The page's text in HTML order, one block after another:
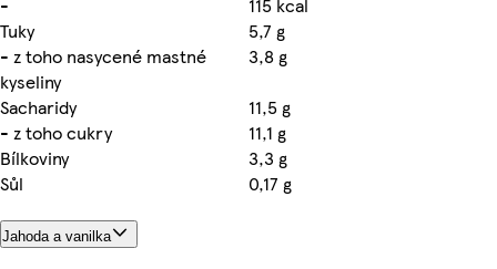
-
115 kcal
Tuky
5,7 g
- z toho nasycené mastné
kyseliny
3,8 g
Sacharidy
11,5 g
- z toho cukry
11,1 g
Bílkoviny
3,3 g
Sůl
0,17 g
Jahoda a vanilka